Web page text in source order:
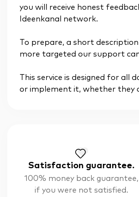
you will receive honest
Ideenkanal network.
To prepare, a short
more targeted our support
This service is designed for all
or implement it, whether they
Satisfaction guarantee.
100% money back guarantee,
if you were not satisfied.